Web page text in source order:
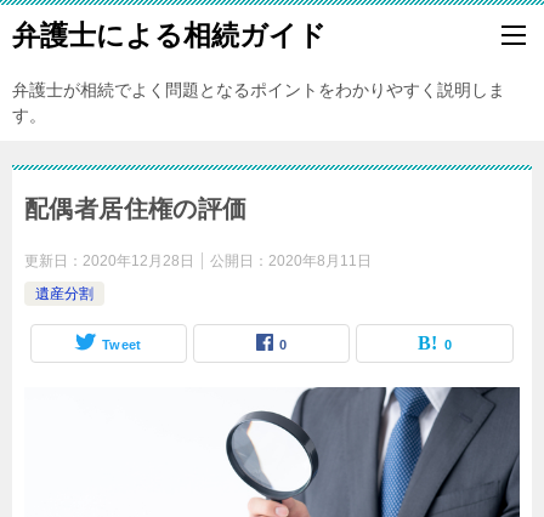
弁護士による相続ガイド
弁護士が相続でよく問題となるポイントをわかりやすく説明しま
す。
配偶者居住権の評価
更新日： 2020年12月28日 公開日： 2020年8月11日
遺産分割
Tweet 0 0